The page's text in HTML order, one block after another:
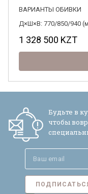
Я
ВАРИАНТЫ ОБИВКИ
Д×Ш×В: 770/850/940
1 328 500 KZT
Будьте в
чтобы